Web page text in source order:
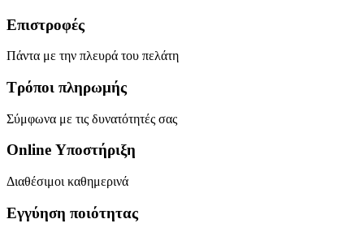
Επιστροφές
Πάντα με την πλευρά του πελάτη
Τρόποι πληρωμής
Σύμφωνα με τις δυνατότητές σας
Online Υποστήριξη
Διαθέσιμοι καθημερινά
Εγγύηση ποιότητας